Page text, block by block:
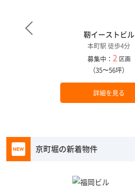
靭イーストビル
本町駅 徒歩4分
募集中： 2 区画
（35〜56坪）
詳細を見る
京町堀の新着物件